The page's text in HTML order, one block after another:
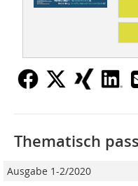
Thematisch
Ausgabe 1-2/2020